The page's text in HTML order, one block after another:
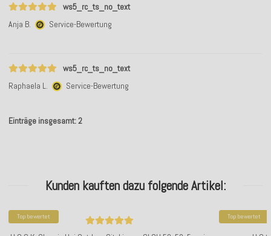
ws5_rc_ts_no_text
Anja B.
Service-Bewertung
ws5_rc_ts_no_text
Raphaela L.
Service-Bewertung
Einträge insgesamt: 2
Kunden kauften dazu folgende Artikel:
Top bewertet Top bewertet